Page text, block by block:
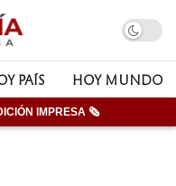
PAÍS HOY MUNDO
IMPRESA 🗞